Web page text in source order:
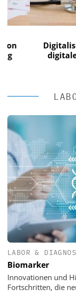
digitaler
LABOR &
Biomarker
Innovationen und
Fortschritten, die